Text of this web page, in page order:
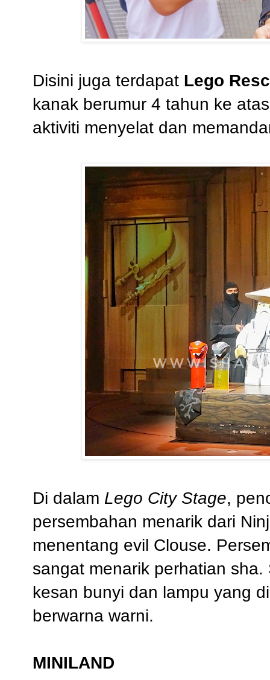
Disini juga terdapat Lego
kanak berumur 4 tahun ke
aktiviti menyelat dan
Di dalam Lego City Stage,
persembahan menarik dari
menentang evil Clouse.
sangat menarik perhatian
kesan bunyi dan lampu yang
berwarna warni.
MINILAND